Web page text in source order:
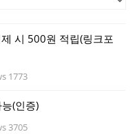
시 500원 적립(링크포
1773
(인증)
3705